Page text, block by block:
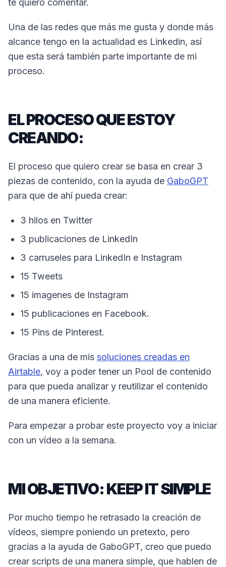
te quiero comentar.
Una de las redes que más me gusta y donde más
alcance tengo en la actualidad es Linkedin, así
que esta será también parte importante de mi
proceso.
EL PROCESO QUE ESTOY
CREANDO:
El proceso que quiero crear se basa en crear 3
piezas de contenido, con la ayuda de GaboGPT
para que de ahí pueda crear:
3 hilos en Twitter
3 publicaciones de LinkedIn
3 carruseles para LinkedIn e Instagram
15 Tweets
15 imagenes de Instagram
15 publicaciones en Facebook.
15 Pins de Pinterest.
Gracias a una de mis soluciones creadas en
Airtable, voy a poder tener un Pool de contenido
para que pueda analizar y reutilizar el contenido
de una manera eficiente.
Para empezar a probar este proyecto voy a iniciar
con un vídeo a la semana.
MI OBJETIVO: KEEP IT SIMPLE
Por mucho tiempo he retrasado la creación de
vídeos, siempre poniendo un pretexto, pero
gracias a la ayuda de GaboGPT, creo que puedo
crear scripts de una manera simple, que hablen de